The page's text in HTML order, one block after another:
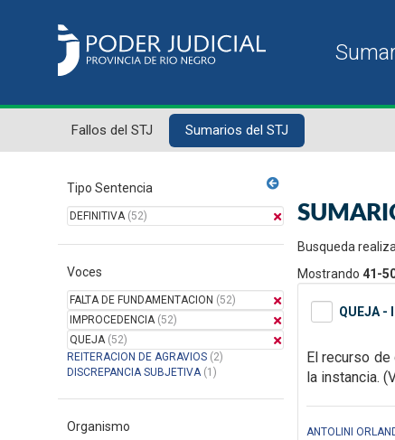
Fallos del STJ Sumarios del STJ
Tipo Sentencia
DEFINITIVA(52)
Voces
FALTA DE FUNDAMENTACION (52)
IMPROCEDENCIA(52)
QUEJA(52)
REITERACION DE AGRAVIOS (2)
DISCREPANCIA SUBJETIVA(1)
Organismo
Busqueda
Mostrando 41-
QUEJA -
El recurso
la instancia.
ANTOLINI